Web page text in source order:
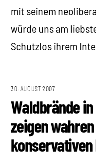
mit seinem
würde uns am
Schutzlos ihrem
30. AUGUST 2007
Waldbrände
zeigen
konservativen